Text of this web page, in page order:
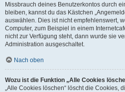
Missbrauch deines Benutzerkontos durch
bleiben, kannst du das Kästchen
auswählen. Dies ist nicht empfehlenswert,
Computer, zum Beispiel in einem
nicht zur Verfügung steht, dann wurde sie
Administration ausgeschaltet.
Nach oben
Wozu ist die Funktion „Alle Cookies
„Alle Cookies löschen“ löscht die Cookies,